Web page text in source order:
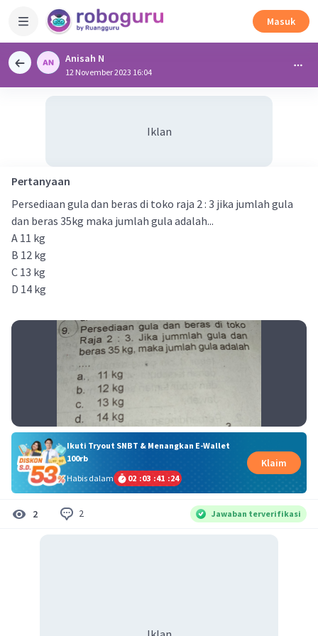
Masuk
Anisah N
12 November 2023 16:04
Iklan
Pertanyaan
Persediaan gula dan beras di toko raja 2 : 3 jika jumlah gula
dan beras 35kg maka jumlah gula adalah...
A 11 kg
B 12 kg
C 13 kg
D 14 kg
Ikuti Tryout SNBT & Menangkan E-Wallet
100rb
Habis dalam
02 :03 :41 :24
Klaim
2 2 Jawaban terverifikasi